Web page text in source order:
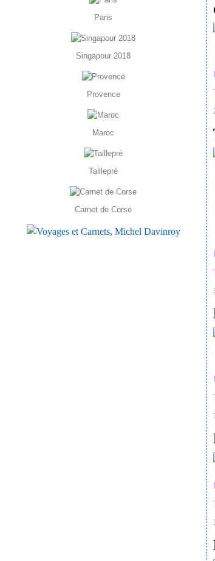
Paris
Singapour 2018
Provence
Maroc
Taillepré
Carnet de Corse